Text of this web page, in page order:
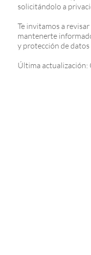
solicitándolo a
Te invitamos a
mantenerte
y protección de datos
Última actualización: